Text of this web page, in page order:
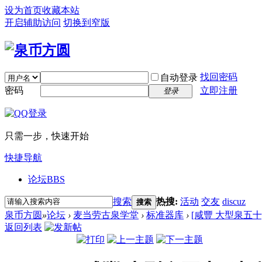
设为首页收藏本站
开启辅助访问 切换到窄版
自动登录 找回密码
密码
登录 立即注册
只需一步，快速开始
快捷导航
论坛BBS
搜索 搜索 热搜: 活动 交友 discuz
泉币方圆 »论坛 › 麦当劳古泉学堂 › 标准器库 › [咸豐 大型泉五
返回列表